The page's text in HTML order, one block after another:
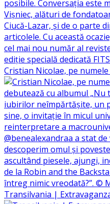
Cristian Nicolae, pe
Transilvania |